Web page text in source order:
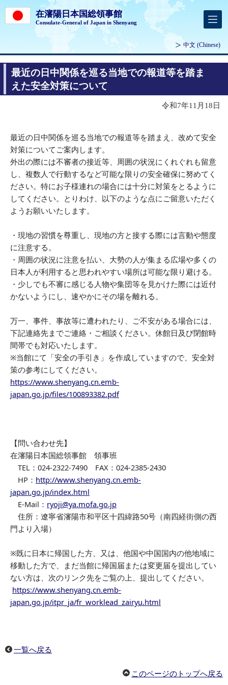
在瀋陽日本国総領事館
Consulate-General of Japan in Shenyang
中文 (Chinese)
最近の日中関係を巡る当地での報道等を踏ま
えた安全対策について
令和7年11月18日
最近の日中関係を巡る当地での報道等を踏まえ、改めて安全
対策についてご案内します。
外出の際には不審者の接近等、周囲の状況にくれぐれも留意
し、複数人で行動するなど可能な限りの安全確保に努めてく
ださい。特にお子様連れの場合には十分に対策をとるように
してください。とりわけ、以下のような点にご留意いただく
ようお願いいたします。
・現地の習慣を尊重し、現地の方と接する際には言動や態度
に注意する。
・周囲の状況に注意を払い、大勢の人が集まる広場や多くの
日本人が利用すると思われやすい場所は可能な限り避ける。
・少しでも不審に感じる人物や集団等を見かけた際には近付
かないようにし、速やかにその場を離れる。
万一、事件、事故等に遭われたり、ご不安がある場合には、
下記連絡先までご連絡・ご相談ください。休館日及び閉館時
間帯でも対応いたします。
※当館にて「安全の手引き」を作成していますので、安全対
策の参考にしてください。
https://www.shenyang.cn.emb-
japan.go.jp/files/100893382.pdf
【問い合わせ先】
在瀋陽日本国総領事館 領事班
TEL：024-2322-7490 FAX：024-2385-2430
HP： http://www.shenyang.cn.emb-
japan.go.jp/index.html
E-Mail： ryoji@ya.mofa.go.jp
住所：遼寧省瀋陽市和平区十四緯路50号（南四経街側の西
門より入場）
※既に日本に帰国した方、又は、他国や中国国内の他地域に
移動した方で、まだ当館に帰国届または変更届を提出してい
ない方は、次のリンク先をご覧の上、提出してください。
https://www.shenyang.cn.emb-
japan.go.jp/itpr_ja/fr_worklead_zairyu.html
一覧へ戻る
このページのトップへ戻る